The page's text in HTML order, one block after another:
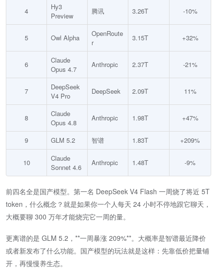
4
Hy3
Preview
腾讯 3.26T -10%
5 Owl Alpha
OpenRoute
r
3.15T +32%
6
Claude
Opus 4.7
Anthropic 2.37T -21%
7
DeepSeek
V4 Pro
DeepSeek 2.09T 11%
8
Claude
Opus 4.8
Anthropic 1.98T +47%
9 GLM 5.2 智谱 1.83T +209%
10
Claude
Sonnet 4.6
Anthropic 1.48T -9%
前四名全是国产模型。第一名 DeepSeek V4 Flash 一周烧了将近 5T
token，什么概念？就是如果你一个人每天 24 小时不停地跟它聊天，
大概要聊 300 万年才能烧完它一周的量。
更离谱的是 GLM 5.2，​**一周暴涨 209%**​。大概率是智谱最近降价
或者新发布了什么功能。国产模型的玩法就是这样：先靠低价把量铺
开，再慢慢养生态。